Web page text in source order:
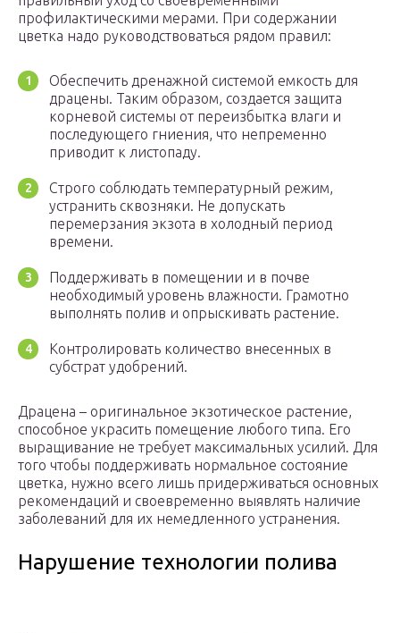
профилактическими мерами. При содержании
цветка надо руководствоваться рядом правил:
Обеспечить дренажной системой емкость для
драцены. Таким образом, создается защита
корневой системы от переизбытка влаги и
последующего гниения, что непременно
приводит к листопаду.
Строго соблюдать температурный режим,
устранить сквозняки. Не допускать
перемерзания экзота в холодный период
времени.
Поддерживать в помещении и в почве
необходимый уровень влажности. Грамотно
выполнять полив и опрыскивать растение.
Контролировать количество внесенных в
субстрат удобрений.
Драцена – оригинальное экзотическое растение,
способное украсить помещение любого типа. Его
выращивание не требует максимальных усилий. Для
того чтобы поддерживать нормальное состояние
цветка, нужно всего лишь придерживаться основных
рекомендаций и своевременно выявлять наличие
заболеваний для их немедленного устранения.
Нарушение технологии полива